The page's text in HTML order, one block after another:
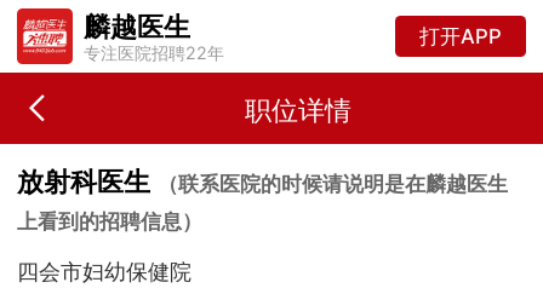
麟越医生
专注医院招聘22年
打开APP
职位详情
放射科医生
（联系医院的时候请说明是在麟越医生
上看到的招聘信息）
四会市妇幼保健院